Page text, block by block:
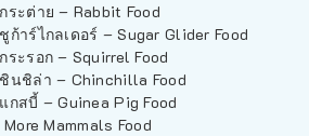
ระต่าย – Rabbit Food
ก้าร์ไกลเดอร์ – Sugar Glider Food
ระรอก – Squirrel Food
นชิล่า – Chinchilla Food
กสบี้ – Guinea Pig Food
Mammals Food